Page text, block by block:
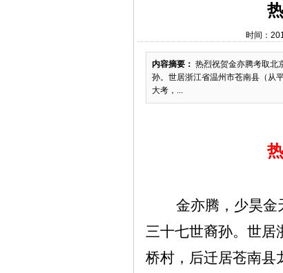
时间：
内容摘要： 热烈祝贺金亦腾考取北
孙。世居浙江省温州市苍南县（从
大考，...
金亦腾，少昊金
三十七世裔孙。世居
桥村，后迁居苍南县